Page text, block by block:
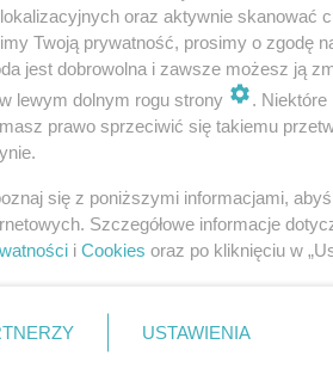
oraz aktywnie skanować
Twoją prywatność, prosimy o zgodę
jest dobrowolna i zawsze możesz ją
lewym dolnym rogu strony
.
prawo sprzeciwić się takiemu
się z poniższymi informacjami,
Szczegółowe informacje
i Cookies oraz po kliknięciu w
USTAWIENIA